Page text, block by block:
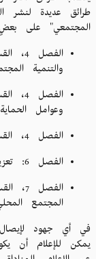
طرائق عديدة لنشر
المجتمعي" على
والتنمية
وعوامل
الفصل 4، القسم 5: إعداد عروض مجتمعية
الفصل 6: تعزيز الاهتمام بالمسائل المجتمعية
المجتمع
في أي جهود
يمكن للإعلام أن